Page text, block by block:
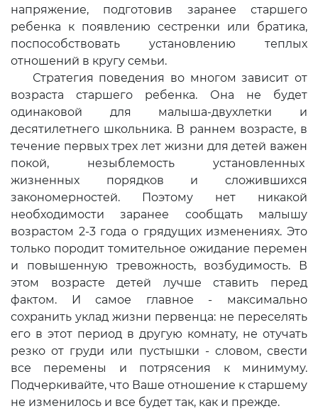
напряжение, подготовив заранее старшего
ребенка к появлению сестренки или братика,
поспособствовать установлению теплых
отношений в кругу семьи.
Стратегия поведения во многом зависит от
возраста старшего ребенка. Она не будет
одинаковой для малыша-двухлетки и
десятилетнего школьника. В раннем возрасте, в
течение первых трех лет жизни для детей важен
покой, незыблемость установленных
жизненных порядков и сложившихся
закономерностей. Поэтому нет никакой
необходимости заранее сообщать малышу
возрастом 2-3 года о грядущих изменениях. Это
только породит томительное ожидание перемен
и повышенную тревожность, возбудимость. В
этом возрасте детей лучше ставить перед
фактом. И самое главное - максимально
сохранить уклад жизни первенца: не переселять
его в этот период в другую комнату, не отучать
резко от груди или пустышки - словом, свести
все перемены и потрясения к минимуму.
Подчеркивайте, что Ваше отношение к старшему
не изменилось и все будет так, как и прежде.